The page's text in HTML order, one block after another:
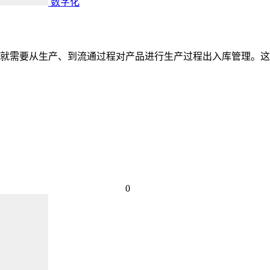
需要从生产、到流通过程对产品进行生产过程出入库管理。
0